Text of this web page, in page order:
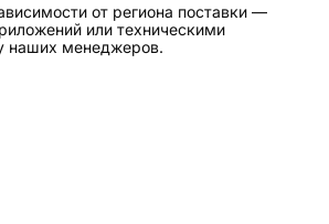
от региона поставки —
или техническими
наших менеджеров.